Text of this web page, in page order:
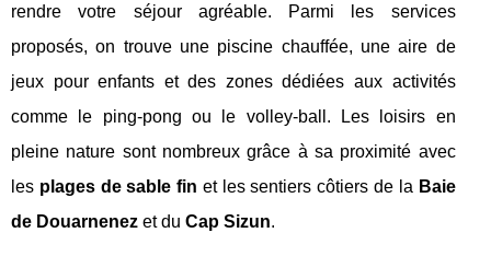
rendre votre séjour agréable. Parmi les services
proposés, on trouve une piscine chauffée, une aire de
jeux pour enfants et des zones dédiées aux activités
comme le ping-pong ou le volley-ball. Les loisirs en
pleine nature sont nombreux grâce à sa proximité avec
les plages de sable fin et les sentiers côtiers de la Baie
de Douarnenez et du Cap Sizun.